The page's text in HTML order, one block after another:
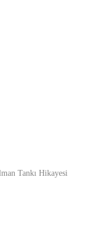
Tankı Hikayesi